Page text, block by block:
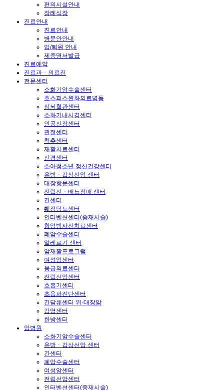
편의시설안내
장례식장
진료안내
진료안내
병문안안내
입/퇴원 안내
제증명서발급
진료예약
진료과ㆍ의료진
전문센터
소화기암수술센터
호스피스완화의료병동
심뇌혈관센터
소화기내시경센터
인공신장센터
관절센터
척추센터
재활치료센터
신경센터
소아청소년 정신건강센터
유방ㆍ갑상선암 센터
대장항문센터
전립선ㆍ배뇨장애 센터
간센터
췌장담도센터
인터벤션센터(중재시술)
항암방사선치료센터
폐암수술센터
알레르기 센터
암재활프로그램
여성암센터
응급의료센터
전립선암센터
호흡기센터
초음파진단센터
간담췌센터 위·대장암
감염센터
한방센터
암병원
소화기암수술센터
유방ㆍ갑상선암 센터
간센터
폐암수술센터
여성암센터
전립선암센터
인터벤션센터(중재시술)